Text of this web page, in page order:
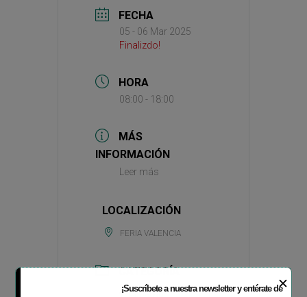
FECHA
05 - 06 Mar 2025
Finalizdo!
HORA
08:00 - 18:00
MÁS
INFORMACIÓN
Leer más
LOCALIZACIÓN
FERIA VALENCIA
CATEGORÍA
✕
¡Suscríbete a nuestra newsletter y entérate de